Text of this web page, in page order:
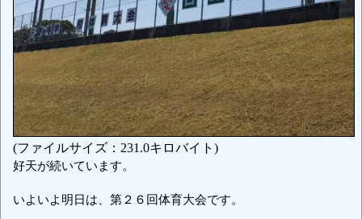
(ファイルサイズ：231.0キロバイト)
好天が続いています。
いよいよ明日は、第２６回体育大会です。